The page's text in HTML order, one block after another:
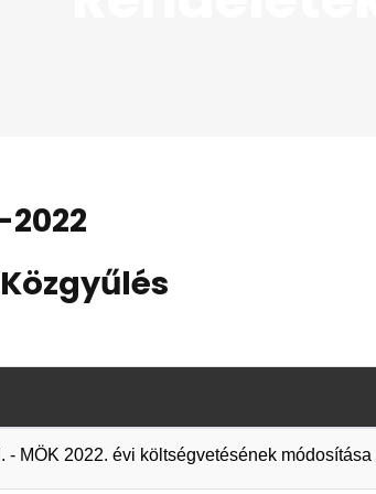
- MÖK 2022. évi költségvetésének módosítása